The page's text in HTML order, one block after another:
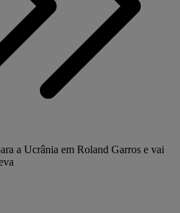
a Ucrânia em Roland Garros e vai